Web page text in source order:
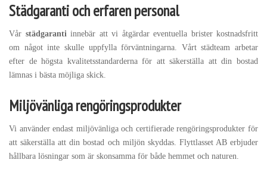
Städgaranti och erfaren personal
Vår städgarantiinnebär att vi åtgärdar eventuella brister kostnadsfritt
om något inte skulle uppfylla förväntningarna. Vårt städteam arbetar
efter de högsta kvalitetsstandarderna för att säkerställa att din bostad
lämnas i bästa möjliga skick.
Miljövänliga rengöringsprodukter
Vi använder endast miljövänliga och certifierade rengöringsprodukter för
att säkerställa att din bostad och miljön skyddas. Flyttlasset AB erbjuder
hållbara lösningar som är skonsamma för både hemmet och naturen.